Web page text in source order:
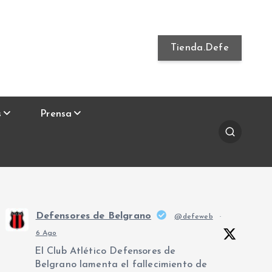
Tienda.Defe
Prensa
Defensores de Belgrano @defeweb ·
6 Ago
El Club Atlético Defensores de
Belgrano lamenta el fallecimiento de